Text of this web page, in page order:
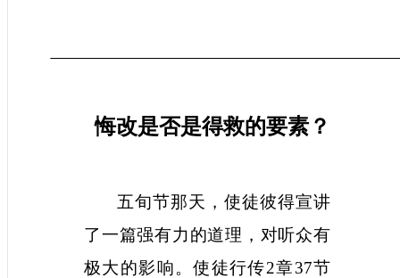
悔改是否是得救的要素？
五旬节那天，使徒彼得宣讲
了一篇强有力的道理，对听众有
极大的影响。使徒行传2章37节